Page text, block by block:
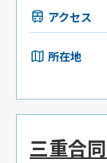
アクセス
所在地
三重合